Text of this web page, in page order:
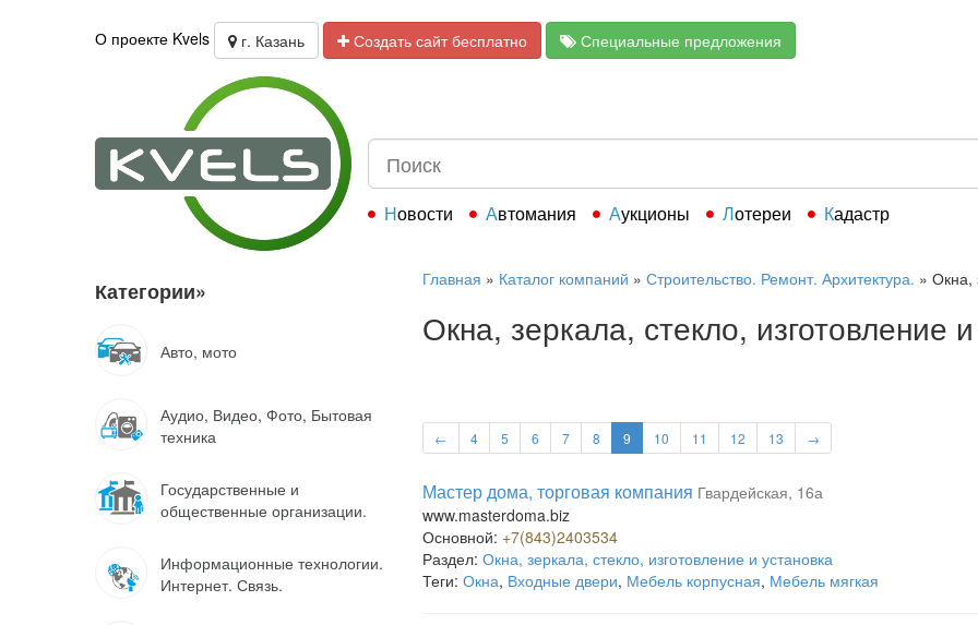
О проекте Kvels г. Казань Создать сайт бесплатно Специальные предложения
Новости Автомания Аукционы Лотереи Кадастр
Категории»
Авто, мото
Аудио, Видео, Фото, Бытовая
техника
Государственные и
общественные организации.
Информационные технологии.
Интернет. Связь.
Главная » Каталог компаний » Строительство. Ремонт. Архитектура. » Окна,
Окна, зеркала, стекло, изготовление
← 4 5 6 7 8 9 10 11 12 13 →
Мастер дома, торговая компания Гвардейская, 16а
www.masterdoma.biz
Основной: +7(843)2403534
Раздел: Окна, зеркала, стекло, изготовление и установка
Теги: Окна, Входные двери, Мебель корпусная, Мебель мягкая